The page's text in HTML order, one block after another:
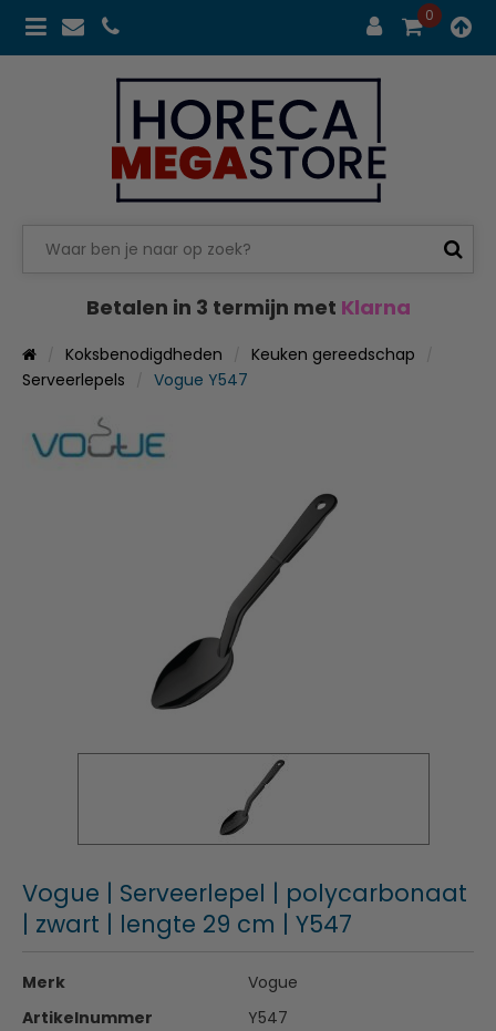
0
Betalen in 3 termijn met Klarna
Koksbenodigdheden
Keuken gereedschap
Serveerlepels
Vogue Y547
Vogue | Serveerlepel | polycarbonaat
| zwart | lengte 29 cm | Y547
Merk
Vogue
Artikelnummer
Y547